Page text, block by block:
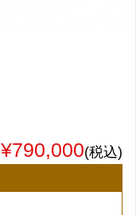
¥790,000(税込)